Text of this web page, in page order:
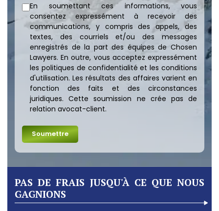
En soumettant ces informations, vous
consentez expressément à recevoir des
communications, y compris des appels, des
textes, des courriels et/ou des messages
enregistrés de la part des équipes de Chosen
Lawyers. En outre, vous acceptez expressément
les politiques de confidentialité et les conditions
d'utilisation. Les résultats des affaires varient en
fonction des faits et des circonstances
juridiques. Cette soumission ne crée pas de
relation avocat-client.
PAS DE FRAIS JUSQU'À CE QUE NOUS
GAGNIONS